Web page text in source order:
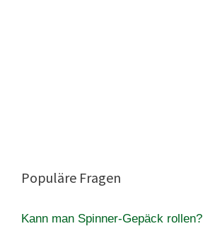
Populäre Fragen
Kann man Spinner-Gepäck rollen?